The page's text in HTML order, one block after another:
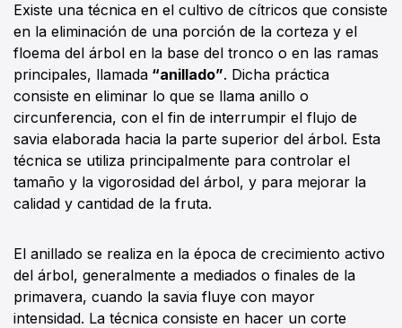
Existe una técnica en el cultivo de cítricos que consiste
en la eliminación de una porción de la corteza y el
floema del árbol en la base del tronco o en las ramas
principales, llamada “anillado”. Dicha práctica
consiste en eliminar lo que se llama anillo o
circunferencia, con el fin de interrumpir el flujo de
savia elaborada hacia la parte superior del árbol. Esta
técnica se utiliza principalmente para controlar el
tamaño y la vigorosidad del árbol, y para mejorar la
calidad y cantidad de la fruta.
El anillado se realiza en la época de crecimiento activo
del árbol, generalmente a mediados o finales de la
primavera, cuando la savia fluye con mayor
intensidad. La técnica consiste en hacer un corte